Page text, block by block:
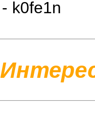
- k0fe1n